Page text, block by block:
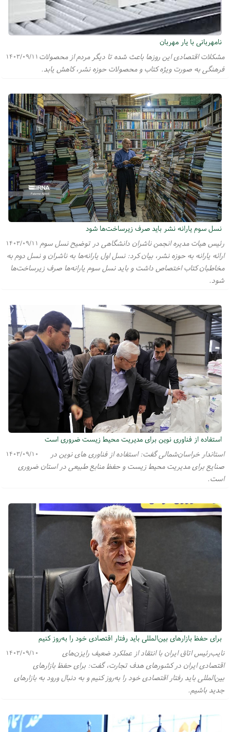
نامهربانی با یار مهربان
۱۴۰۳/۰۹/۱۱ مشکلات اقتصادی این روز‌ها باعث شده تا دیگر مردم از محصولات
فرهنگی به صورت ویژه کتاب و محصولات حوزه نشر، کاهش یابد.
نسل سوم یارانه نشر باید صرف زیرساخت‌ها شود
۱۴۰۳/۰۹/۱۱ رئیس هیات مدیره انجمن ناشران دانشگاهی در توضیح نسل سوم
ارائه یارانه به حوزه نشر، بیان کرد: نسل اول یارانه‌ها به ناشران و نسل دوم به
مخاطبان کتاب اختصاص داشت و باید نسل سوم یارانه‌ها صرف زیرساخت‌ها
شود.
استفاده از فناوری نوین برای مدیریت محیط زیست ضروری است
۱۴۰۳/۰۹/۱۰
استاندار خراسان‌شمالی گفت: استفاده از فناوری های نوین در
صنایع‌ برای مدیریت محیط زیست و حفظ منابع طبیعی در استان ضروری
است.
برای حفظ بازارهای بین‌المللی باید رفتار اقتصادی خود را به‌روز کنیم
۱۴۰۳/۰۹/۱۰
نایب‌رئیس اتاق ایران با انتقاد از عملکرد ضعیف رایزن‌های
اقتصادی ایران در کشورهای هدف تجارت، گفت: برای حفظ بازارهای
بین‌المللی باید رفتار اقتصادی خود را به‌روز کنیم و به دنبال ورود به بازارهای
جدید باشیم.